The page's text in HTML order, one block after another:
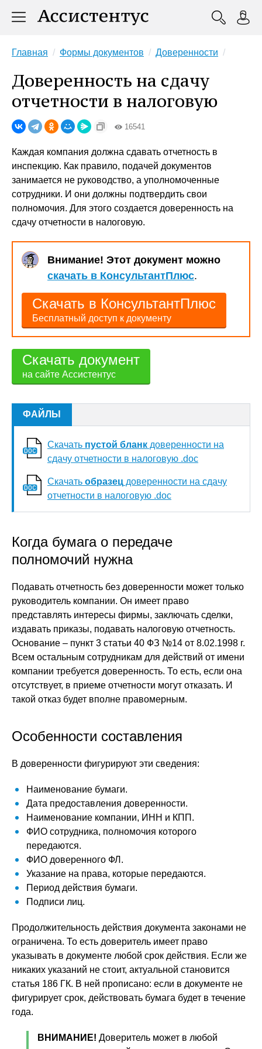
Главная Формы документов Доверенности
Доверенность на сдачу
отчетности в налоговую
16541
Каждая компания должна сдавать отчетность в
инспекцию. Как правило, подачей документов
занимается не руководство, а уполномоченные
сотрудники. И они должны подтвердить свои
полномочия. Для этого создается доверенность на
сдачу отчетности в налоговую.
Внимание! Этот документ можно
скачать в КонсультантПлюс.
Скачать в КонсультантПлюс
Бесплатный доступ к документу
Скачать документ
на сайте Ассистентус
ФАЙЛЫ
Скачать пустой бланк доверенности на
сдачу отчетности в налоговую .doc
Скачать образец доверенности на сдачу
отчетности в налоговую .doc
Когда бумага о передаче
полномочий нужна
Подавать отчетность без доверенности может только
руководитель компании. Он имеет право
представлять интересы фирмы, заключать сделки,
издавать приказы, подавать налоговую отчетность.
Основание – пункт 3 статьи 40 ФЗ №14 от 8.02.1998 г.
Всем остальным сотрудникам для действий от имени
компании требуется доверенность. То есть, если она
отсутствует, в приеме отчетности могут отказать. И
такой отказ будет вполне правомерным.
Особенности составления
В доверенности фигурируют эти сведения:
Наименование бумаги.
Дата предоставления доверенности.
Наименование компании, ИНН и КПП.
ФИО сотрудника, полномочия которого
передаются.
ФИО доверенного ФЛ.
Указание на права, которые передаются.
Период действия бумаги.
Подписи лиц.
Продолжительность действия документа законами не
ограничена. То есть доверитель имеет право
указывать в документе любой срок действия. Если же
никаких указаний не стоит, актуальной становится
статья 186 ГК. В ней прописано: если в документе не
фигурирует срок, действовать бумага будет в течение
года.
ВНИМАНИЕ! Доверитель может в любой